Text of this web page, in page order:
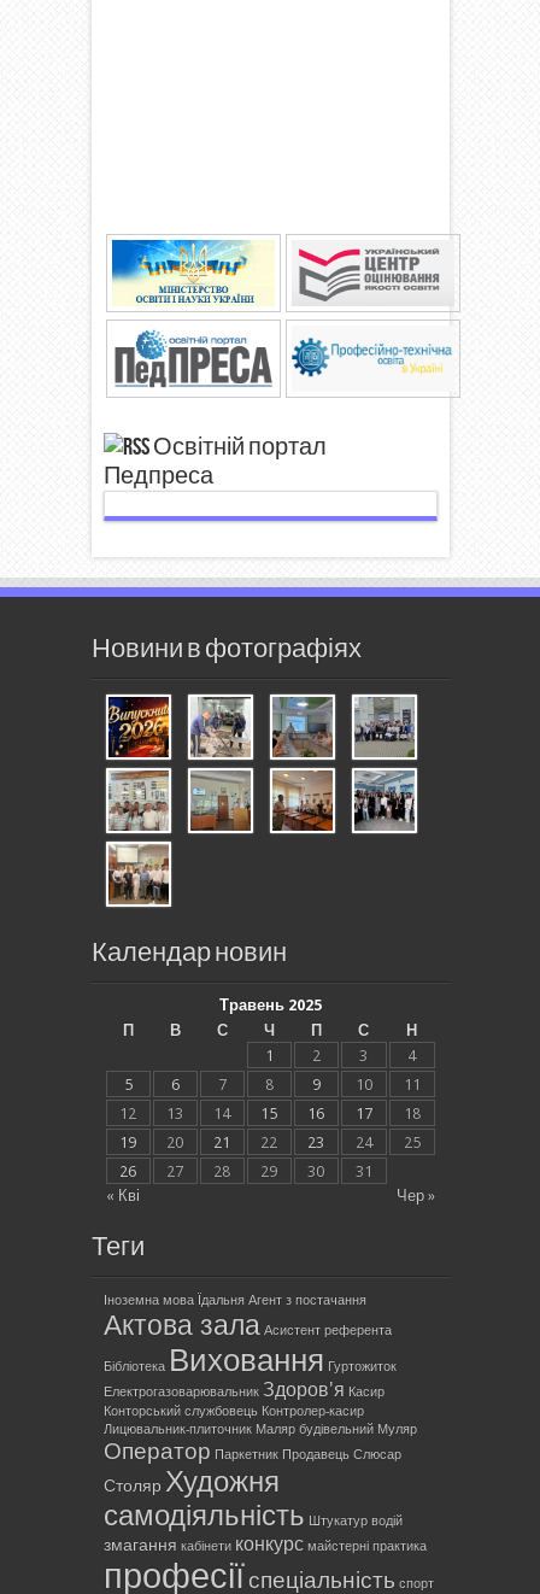
Освітній портал
Педпреса
Новини в фотографіях
Календар новин
Травень 2025
П
В С Ч П С Н
« Кві Чер »
1 2 3
4
5
6 7 8 9 10
11
12
13 14 15 16 17
18
19
20 21 22 23 24
25
26
27 28 29 30 31
Теги
Іноземна мова Їдальня Агент з постачання
Актова зала Асистент референта
Бібліотека Виховання Гуртожиток
Електрогазоварювальник Здоров'я Касир
Конторський службовець Контролер-касир
Лицювальник-плиточник Маляр будівельний Муляр
Оператор Паркетник Продавець Слюсар
Столяр Художня
самодіяльність Штукатур водій
змагання кабінети конкурс майстерні практика
професіїспеціальність спорт